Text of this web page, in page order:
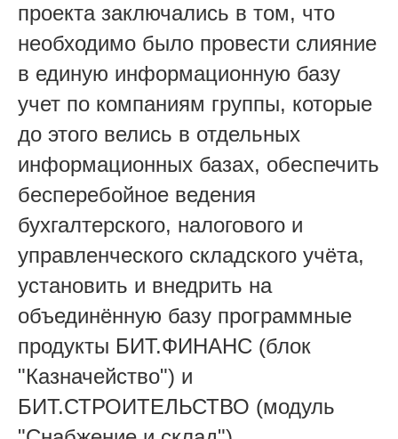
проекта заключались в том, что
необходимо было провести слияние
в единую информационную базу
учет по компаниям группы, которые
до этого велись в отдельных
информационных базах, обеспечить
бесперебойное ведения
бухгалтерского, налогового и
управленческого складского учёта,
установить и внедрить на
объединённую базу программные
продукты БИТ.ФИНАНС (блок
"Казначейство") и
БИТ.СТРОИТЕЛЬСТВО (модуль